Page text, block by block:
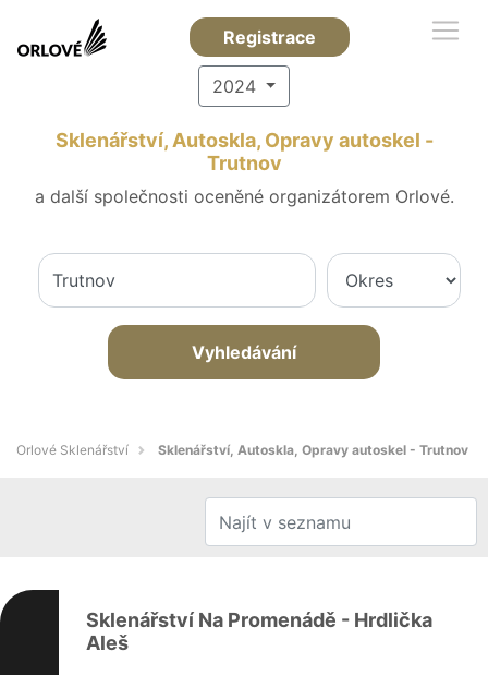
Registrace
2024
Sklenářství, Autoskla, Opravy autoskel -
Trutnov
a další společnosti oceněné organizátorem Orlové.
Vyhledávání
Orlové Sklenářství Sklenářství, Autoskla, Opravy autoskel - Trutnov
Sklenářství Na Promenádě - Hrdlička
Aleš